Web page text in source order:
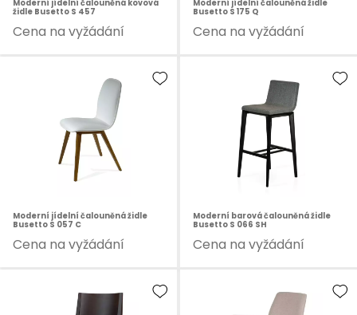
Moderní jídelní čalouněná kovová
židle Busetto S 457
Cena na vyžádání
Moderní jídelní čalouněná židle
Busetto S 175 Q
Cena na vyžádání
Moderní jídelní čalouněná židle
Busetto S 057 C
Cena na vyžádání
Moderní barová čalouněná židle
Busetto S 066 SH
Cena na vyžádání